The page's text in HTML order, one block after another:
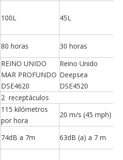
100L 45L
80 horas 30 horas
REINO UNIDO
MAR PROFUNDO
DSE4620
Reino Unido
Deepsea
DSE4520
2 receptáculos
115 kilómetros
por hora
20 m/s (45 mph)
74dB a 7m
63dB (a) a 7 m